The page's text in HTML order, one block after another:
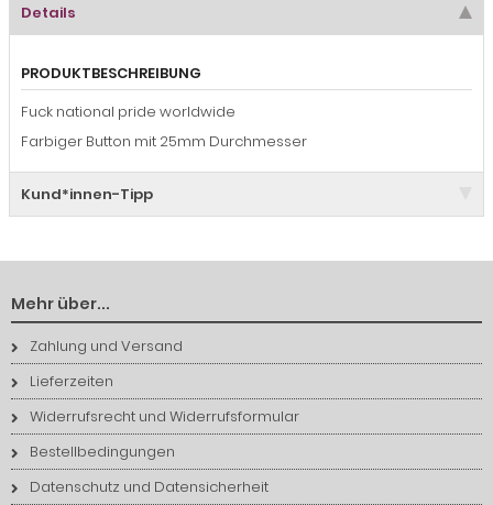
Details
PRODUKTBESCHREIBUNG
Fuck national pride worldwide
Farbiger Button mit 25mm Durchmesser
Kund*innen-Tipp
Mehr über...
Zahlung und Versand
Lieferzeiten
Widerrufsrecht und Widerrufsformular
Bestellbedingungen
Datenschutz und Datensicherheit